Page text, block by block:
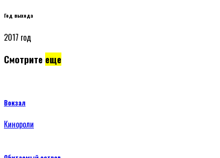
Год выхода
2017 год
Смотрите еще
Вокзал
Кинороли